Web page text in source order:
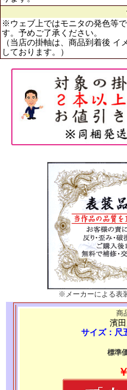
※ウェブ上ではモニタの発色等
す。予めご了承ください。
（当店の掛軸は、商品到着後
しております。）
※メーカーによる表
商
濱
サイズ：尺
標準